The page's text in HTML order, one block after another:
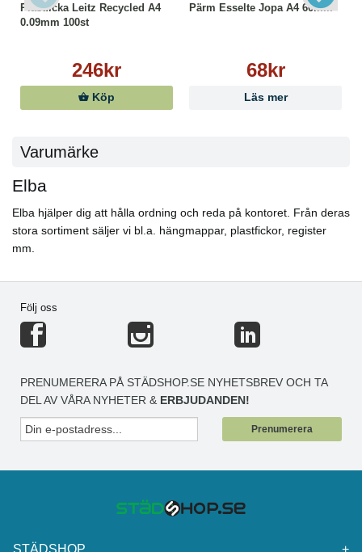
Plastficka Leitz Recycled A4
0.09mm 100st
246kr
Köp
Pärm Esselte Jopa A4 60mm
68kr
Läs mer
Varumärke
Elba
Elba hjälper dig att hålla ordning och reda på kontoret. Från deras
stora sortiment säljer vi bl.a. hängmappar, plastfickor, register
mm.
Följ oss
PRENUMERERA PÅ STÄDSHOP.SE NYHETSBREV OCH TA
DEL AV VÅRA NYHETER & ERBJUDANDEN!
Prenumerera